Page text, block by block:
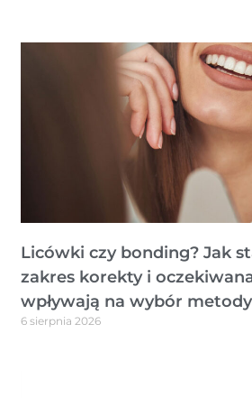
Licówki czy bonding? Jak
zakres korekty i
wpływają na wybór metody
6 sierpnia 2026